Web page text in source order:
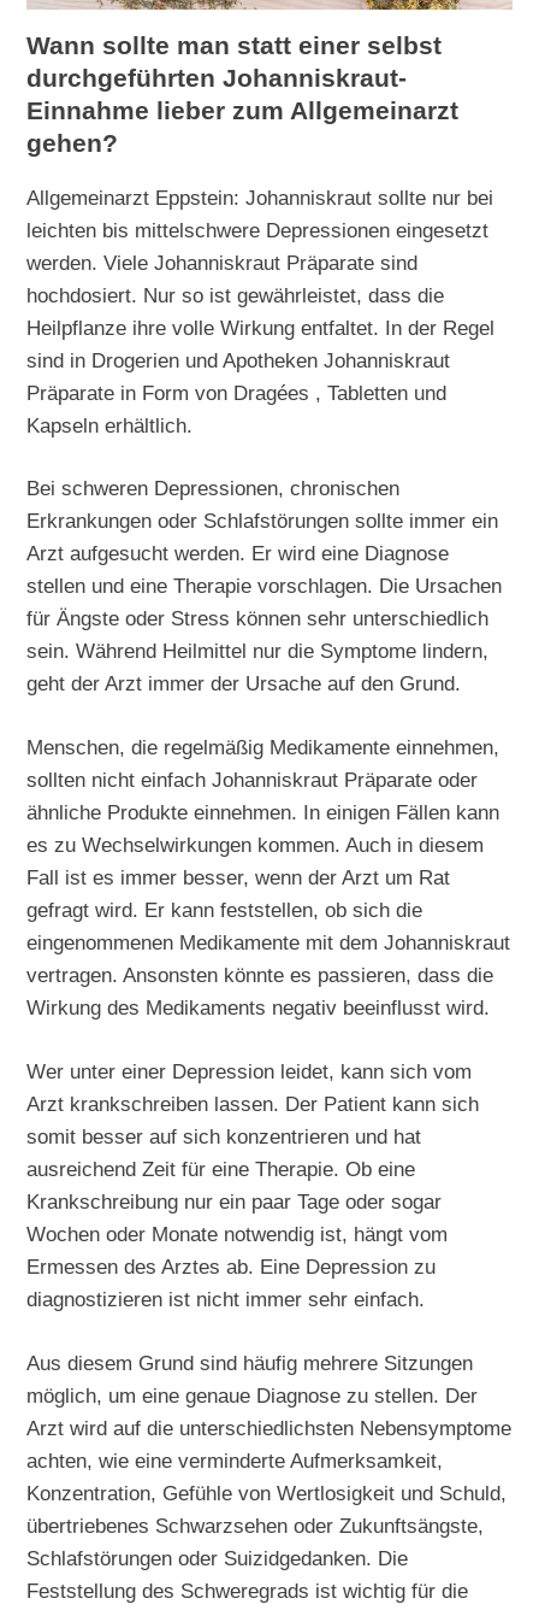
Wann sollte man statt einer selbst
durchgeführten Johanniskraut-
Einnahme lieber zum Allgemeinarzt
gehen?
Allgemeinarzt Eppstein: Johanniskraut sollte nur bei
leichten bis mittelschwere Depressionen eingesetzt
werden. Viele Johanniskraut Präparate sind
hochdosiert. Nur so ist gewährleistet, dass die
Heilpflanze ihre volle Wirkung entfaltet. In der Regel
sind in Drogerien und Apotheken Johanniskraut
Präparate in Form von Dragées , Tabletten und
Kapseln erhältlich.
Bei schweren Depressionen, chronischen
Erkrankungen oder Schlafstörungen sollte immer ein
Arzt aufgesucht werden. Er wird eine Diagnose
stellen und eine Therapie vorschlagen. Die Ursachen
für Ängste oder Stress können sehr unterschiedlich
sein. Während Heilmittel nur die Symptome lindern,
geht der Arzt immer der Ursache auf den Grund.
Menschen, die regelmäßig Medikamente einnehmen,
sollten nicht einfach Johanniskraut Präparate oder
ähnliche Produkte einnehmen. In einigen Fällen kann
es zu Wechselwirkungen kommen. Auch in diesem
Fall ist es immer besser, wenn der Arzt um Rat
gefragt wird. Er kann feststellen, ob sich die
eingenommenen Medikamente mit dem Johanniskraut
vertragen. Ansonsten könnte es passieren, dass die
Wirkung des Medikaments negativ beeinflusst wird.
Wer unter einer Depression leidet, kann sich vom
Arzt krankschreiben lassen. Der Patient kann sich
somit besser auf sich konzentrieren und hat
ausreichend Zeit für eine Therapie. Ob eine
Krankschreibung nur ein paar Tage oder sogar
Wochen oder Monate notwendig ist, hängt vom
Ermessen des Arztes ab. Eine Depression zu
diagnostizieren ist nicht immer sehr einfach.
Aus diesem Grund sind häufig mehrere Sitzungen
möglich, um eine genaue Diagnose zu stellen. Der
Arzt wird auf die unterschiedlichsten Nebensymptome
achten, wie eine verminderte Aufmerksamkeit,
Konzentration, Gefühle von Wertlosigkeit und Schuld,
übertriebenes Schwarzsehen oder Zukunftsängste,
Schlafstörungen oder Suizidgedanken. Die
Feststellung des Schweregrads ist wichtig für die